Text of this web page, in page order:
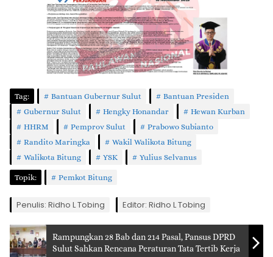
Tag: Bantuan Gubernur Sulut
Bantuan Presiden
Gubernur Sulut
Hengky Honandar
Hewan Kurban
HHRM
Pemprov Sulut
Prabowo Subianto
Randito Maringka
Wakil Walikota Bitung
Walikota Bitung
YSK Yulius Selvanus
Topik: Pemkot Bitung
Penulis: Ridho L Tobing Editor: Ridho L Tobing
Rampungkan 28 Bab dan 214 Pasal, Pansus DPRD
Sulut Sahkan Rencana Peraturan Tata Tertib Kerja